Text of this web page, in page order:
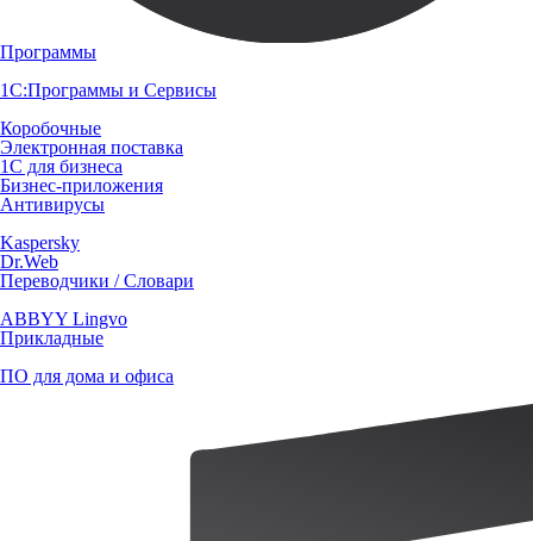
Программы
1С:Программы и Сервисы
Коробочные
Электронная поставка
1С для бизнеса
Бизнес-приложения
Антивирусы
Kaspersky
Dr.Web
Переводчики / Словари
ABBYY Lingvo
Прикладные
ПО для дома и офиса